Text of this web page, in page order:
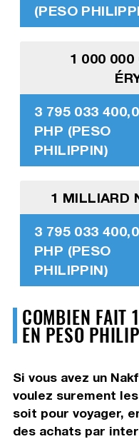
(PESO
1 000 000
3 795 033
PHP (PESO
PHILIPPIN)
1 MILLIARD
3 795 033
PHP (PESO
PHILIPPIN)
COMBIEN FAIT
EN PESO
Si vous avez un
voulez surement
soit pour voyager,
des achats par